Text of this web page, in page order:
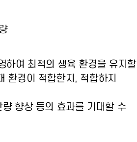
하여 최적의 생육 환경을 유지할
환경이 적합한지, 적합하지
향상 등의 효과를 기대할 수